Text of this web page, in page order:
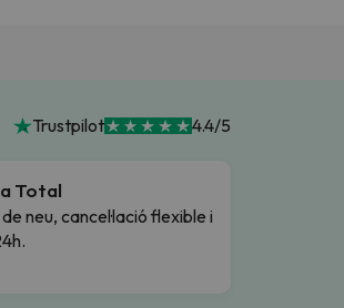
Trustpilot 4.4/5
Total
neu, cancel·lació flexible i